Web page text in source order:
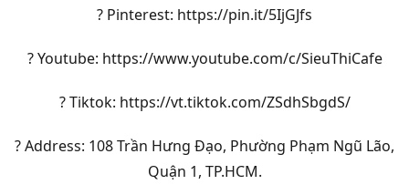
? Pinterest: https://pin.it/5IjGJfs
? Youtube: https://www.youtube.com/c/SieuThiCafe
? Tiktok: https://vt.tiktok.com/ZSdhSbgdS/
? Address: 108 Trần Hưng Đạo, Phường Phạm Ngũ Lão,
Quận 1, TP.HCM.